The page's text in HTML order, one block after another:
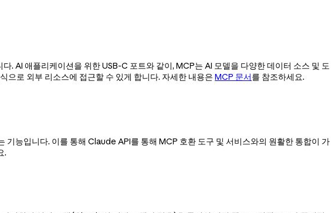
애플리케이션을 위한 USB-C 포트와 같이, MCP는 AI 모델을 다양한 데이터 소스 및 도
으로 외부 리소스에 접근할 수 있게 합니다. 자세한 내용은 MCP 문서를 참조하세요.
능입니다. 이를 통해 Claude API를 통해 MCP 호환 도구 및 서비스와의 원활한 통합이 가
.